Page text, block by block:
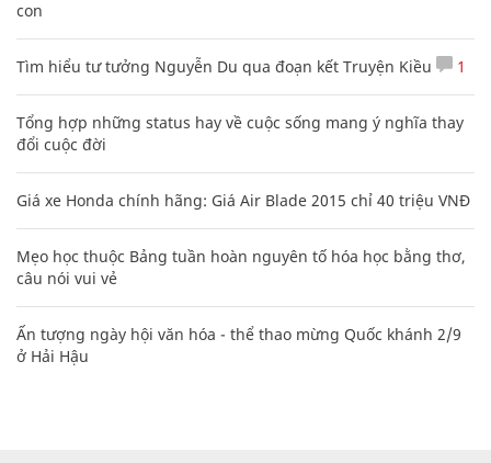
con
Tìm hiểu tư tưởng Nguyễn Du qua đoạn kết Truyện Kiều 1
Tổng hợp những status hay về cuộc sống mang ý nghĩa thay
đổi cuộc đời
Giá xe Honda chính hãng: Giá Air Blade 2015 chỉ 40 triệu VNĐ
Mẹo học thuộc Bảng tuần hoàn nguyên tố hóa học bằng thơ,
câu nói vui vẻ
Ấn tượng ngày hội văn hóa - thể thao mừng Quốc khánh 2/9
ở Hải Hậu